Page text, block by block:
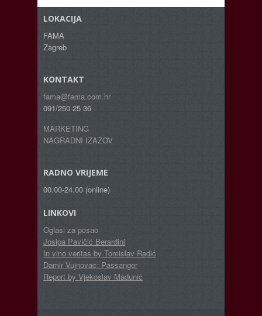
LOKACIJA
FAMA
Zagreb
KONTAKT
fama@fama.com.hr
091/250 25 36
MARKETING
NAGRADNI IZAZOV
RADNO VRIJEME
00.00-24.00 (online)
LINKOVI
Oglasi za posao
Josipa Pavičić Berardini
In vino veritas by Tomislav Radić
Damir Vujnovac: Passanger
Report by Vjekoslav Madunić